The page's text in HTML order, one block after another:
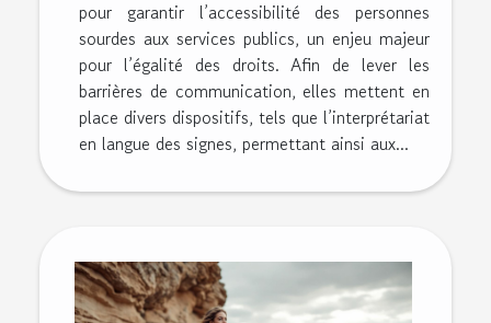
pour garantir l’accessibilité des personnes
sourdes aux services publics, un enjeu majeur
pour l’égalité des droits. Afin de lever les
barrières de communication, elles mettent en
place divers dispositifs, tels que l’interprétariat
en langue des signes, permettant ainsi aux...